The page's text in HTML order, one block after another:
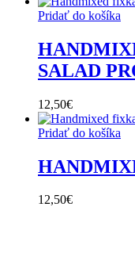
Pridať do košíka
SALAD
12,50€
Pridať do košíka
12,50€